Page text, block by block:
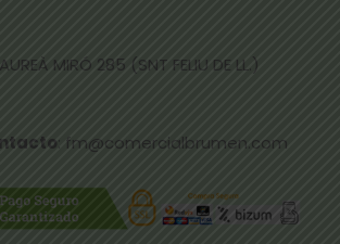
MIRÓ 285 (SNT FELIU DE LL.)
: fm@comercialbrumen.com